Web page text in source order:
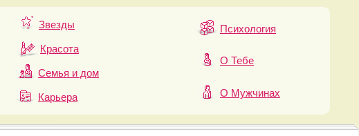
Звезды
Красота
Семья и дом
Карьера
Психология
О Тебе
О Мужчинах